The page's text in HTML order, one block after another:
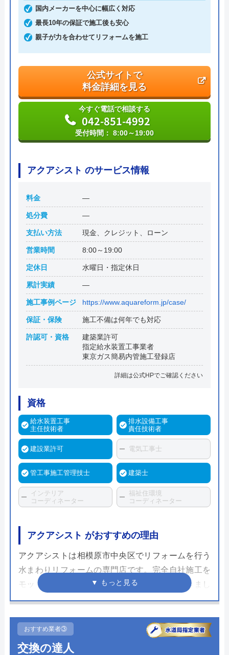
本社所在地
〒556-0014
国内メーカーを中心に幅広く対応
最長10年の保証で施工後も安心
親子が力を合わせてリフォームを施工
公式サイトで
料金詳細を見る
今すぐ電話で相談する
042-851-4992
受付時間： 8:00～19:00
アクアシスト のサービス情報
料金 ―
処分費 ―
支払い方法 現金、クレジット、ローン
営業時間 8:00～19:00
定休日 水曜日・指定休日
累計実績 ―
施工事例ページ https://www.aquareform.jp/case/
保証・保険 施工不備は何年でも対応
許認可・資格
建築業許可
指定給水装置工事業者
東京ガス簡易内管施工登録店
詳細は公式HPでご確認ください
資格
給水装置工事
主任技術者
排水設備工事
責任技術者
建設業許可 電気工事士
管工事施工管理技士 建築士
インテリア
コーディネーター
福祉住環境
コーディネーター
アクアシスト がおすすめの理由
アクアシストは相模原市中央区でリフォームを行う
水まわりリフォームの専門店です。完全自社施工を
モットーに相模原市で創業から施工を続けてきまし
た。トイレはTOTOとLIXILの2メーカーに対応して
ている方であれば一度お話を聞いてみるとよいでし
ょう。
おすすめ業者③
交換の達人